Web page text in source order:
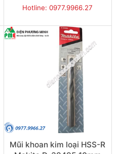
Hotline: 0977.9966.27
Mũi khoan kim loại HSS-R